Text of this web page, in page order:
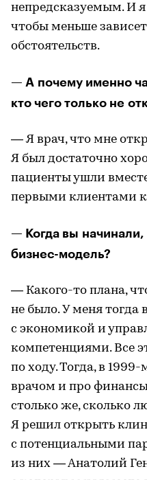
непредсказуемым. И я
чтобы меньше
обстоятельств.
— А почему именно
кто чего только не
— Я врач, что мне
Я был достаточно
пациенты ушли
первыми клиентами
— Когда вы начинали,
бизнес-модель?
— Какого-то плана,
не было. У меня тогда
с экономикой и
компетенциями. Все
по ходу. Тогда, в
врачом и про
столько же, сколько
Я решил открыть
с потенциальными
из них — Анатолий